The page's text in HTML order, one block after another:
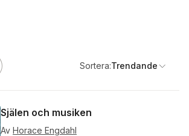
Sortera:Trendande
Själen och musiken
Av Horace Engdahl